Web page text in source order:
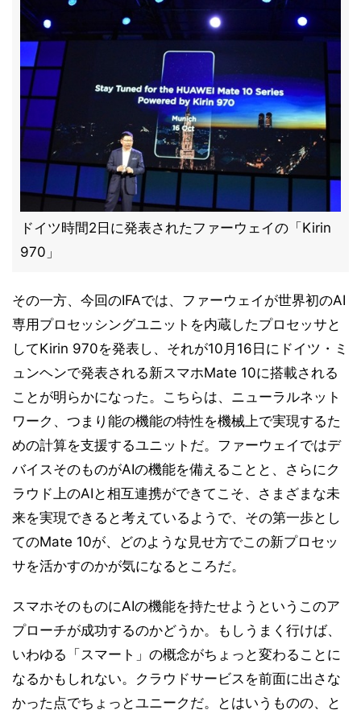
ドイツ時間2日に発表されたファーウェイの「Kirin
970」
その一方、今回のIFAでは、ファーウェイが世界初のAI
専用プロセッシングユニットを内蔵したプロセッサと
してKirin 970を発表し、それが10月16日にドイツ・ミ
ュンヘンで発表される新スマホMate 10に搭載される
ことが明らかになった。こちらは、ニューラルネット
ワーク、つまり能の機能の特性を機械上で実現するた
めの計算を支援するユニットだ。ファーウェイではデ
バイスそのものがAIの機能を備えることと、さらにク
ラウド上のAIと相互連携ができてこそ、さまざまな未
来を実現できると考えているようで、その第一歩とし
てのMate 10が、どのような見せ方でこの新プロセッ
サを活かすのかが気になるところだ。
スマホそのものにAIの機能を持たせようというこのア
プローチが成功するのかどうか。もしうまく行けば、
いわゆる「スマート」の概念がちょっと変わることに
なるかもしれない。クラウドサービスを前面に出さな
かった点でちょっとユニークだ。とはいうものの、と